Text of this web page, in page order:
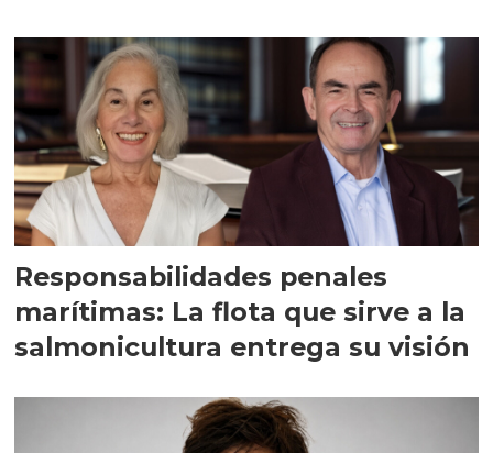
Responsabilidades penales
marítimas: La flota que sirve a la
salmonicultura entrega su visión